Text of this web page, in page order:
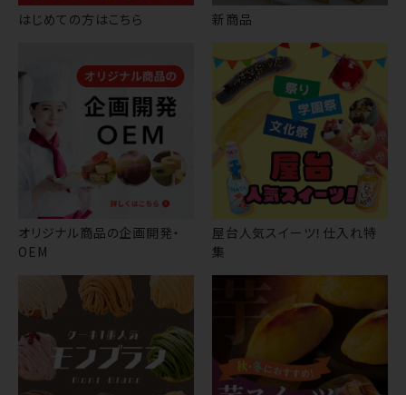
はじめての方はこちら 新商品
オリジナル商品の企画開発・
OEM
屋台人気スイーツ！仕入れ特
集